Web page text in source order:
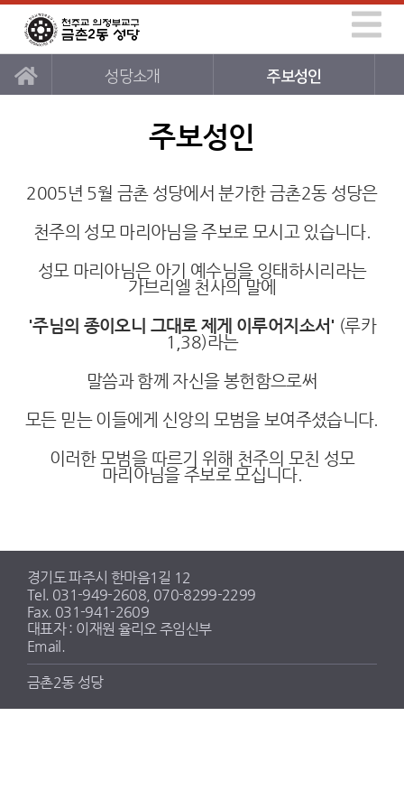
성당소개 주보성인
주보성인
2005년 5월 금촌 성당에서 분가한 금촌2동 성당은
천주의 성모 마리아님을 주보로 모시고 있습니다.
성모 마리아님은 아기 예수님을 잉태하시리라는
가브리엘 천사의 말에
'주님의 종이오니 그대로 제게 이루어지소서' (루카
1,38)라는
말씀과 함께 자신을 봉헌함으로써
모든 믿는 이들에게 신앙의 모범을 보여주셨습니다.
이러한 모범을 따르기 위해 천주의 모친 성모
마리아님을 주보로 모십니다.
경기도 파주시 한마음1길 12
Tel. 031-949-2608, 070-8299-2299
Fax. 031-941-2609
대표자 : 이재원 율리오 주임신부
Email.
금촌2동 성당